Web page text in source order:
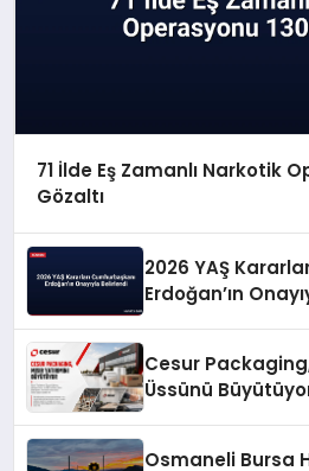
71 İlde Eş Zamanlı Narkotik
Gözaltı
2026 YAŞ
Erdoğan’ın
Cesur
Üssünü
Osmaneli Bursa